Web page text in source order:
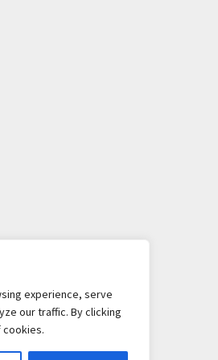
experience, serve
our traffic. By clicking
cookies.